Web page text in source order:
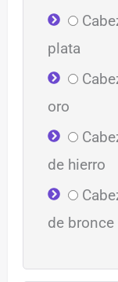
plata
oro
de hierro
de bronce